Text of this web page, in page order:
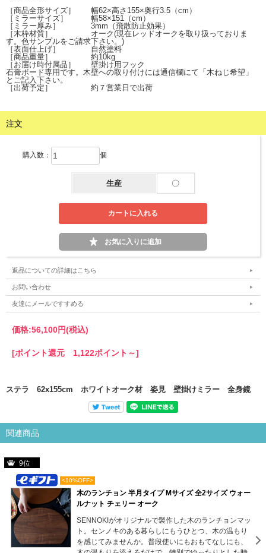
［商品全形サイズ］ 幅62×高さ155×奥行3.5（cm）
［ミラーサイズ］ 幅58×151（cm）
［ミラー厚み］ 3mm（飛散防止効果）
［木枠材質］ オーク(現在レッドオークを取り扱っておりま
す。色サンプルをご請求下さい。)
［表面仕上げ］ 自然塗料
［商品重量］ 約10kg
［お届け時付属品］ 壁掛け用フック
石膏ボード専用です。木壁への取り付けには通信欄にて「木ねじ希望」
とご記入下さい。
［出荷予定］ 約７営業日で出荷
注文
購入数： 個
生産 〇
返品についての詳細はこちら
お問い合わせ
友達にメールですすめる
価格:56,100円(税込)
[ポイント還元 1,122ポイント～]
ステラ 62x155cm ホワイトオーク材 姿見 壁掛けミラー 全身鏡
関連商品
9位
<10%OFF>
木のランチョン 半月タイプ Mサイズ 全2サイズ ウォー
ルナット チェリー オーク
SENNOKIがオリジナルで製作した木のランチョンマッ
ト。センノキのある暮らしにもうひとつ、木の温もり
を感じてみませんか。普段使いにもおもてなしにも、